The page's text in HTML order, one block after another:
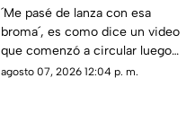
César Gastélum
diciendo que todo ´fue
una broma´
´Me pasé de lanza con esa
broma´, es como dice un video
que comenzó a circular luego
de que se diera a conocer la
agosto 07, 2026 12:04 p. m.